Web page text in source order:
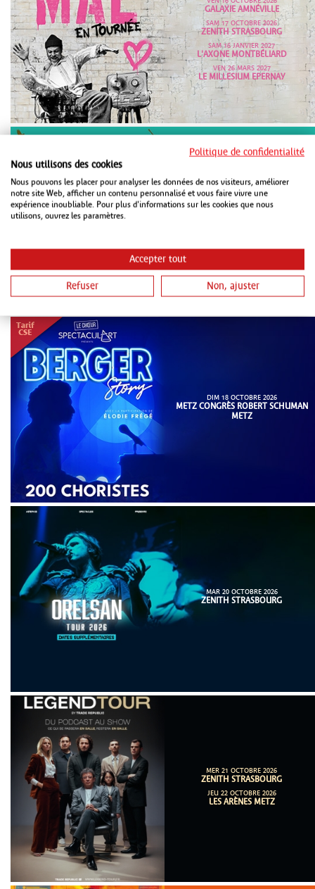
GALAXIE AMNÉVILLE
SAM 17 OCTOBRE 2026
ZENITH STRASBOURG
SAM 16 JANVIER 2027
L'AXONE MONTBÉLIARD
VEN 26 MARS 2027
LE MILLESIUM EPERNAY
VEN 16 OCTOBRE 2026
PMC STRASBOURG
VEN 15 JANVIER 2027
METZ
DIM 18 OCTOBRE 2026
METZ CONGRÈS ROBERT SCHUMAN
METZ
MAR 20 OCTOBRE 2026
ZENITH STRASBOURG
MER 21 OCTOBRE 2026
ZENITH STRASBOURG
JEU 22 OCTOBRE 2026
LES ARÈNES METZ
Politique de confidentialité
Nous utilisons des cookies
Nous pouvons les placer pour analyser les données de nos visiteurs, améliorer
notre site Web, afficher un contenu personnalisé et vous faire vivre une
expérience inoubliable. Pour plus d'informations sur les cookies que nous
utilisons, ouvrez les paramètres.
Accepter tout
Refuser Non, ajuster